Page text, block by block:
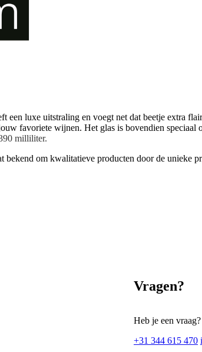
een luxe uitstraling en voegt net dat beetje extra
favoriete wijnen. Het glas is bovendien
milliliter.
bekend om kwalitatieve producten door de
Vragen?
Heb je een
+31 344 615 470